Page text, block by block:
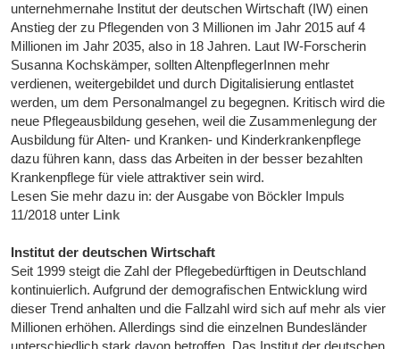
unternehmernahe Institut der deutschen Wirtschaft (IW) einen
Anstieg der zu Pflegenden von 3 Millionen im Jahr 2015 auf 4
Millionen im Jahr 2035, also in 18 Jahren. Laut IW-Forscherin
Susanna Kochskämper, sollten AltenpflegerInnen mehr
verdienen, weitergebildet und durch Digitalisierung entlastet
werden, um dem Personalmangel zu begegnen. Kritisch wird die
neue Pflegeausbildung gesehen, weil die Zusammenlegung der
Ausbildung für Alten- und Kranken- und Kinderkrankenpflege
dazu führen kann, dass das Arbeiten in der besser bezahlten
Krankenpflege für viele attraktiver sein wird.
Lesen Sie mehr dazu in: der Ausgabe von Böckler Impuls
11/2018 unter Link
Institut der deutschen Wirtschaft
Seit 1999 steigt die Zahl der Pflegebedürftigen in Deutschland
kontinuierlich. Aufgrund der demografischen Entwicklung wird
dieser Trend anhalten und die Fallzahl wird sich auf mehr als vier
Millionen erhöhen. Allerdings sind die einzelnen Bundesländer